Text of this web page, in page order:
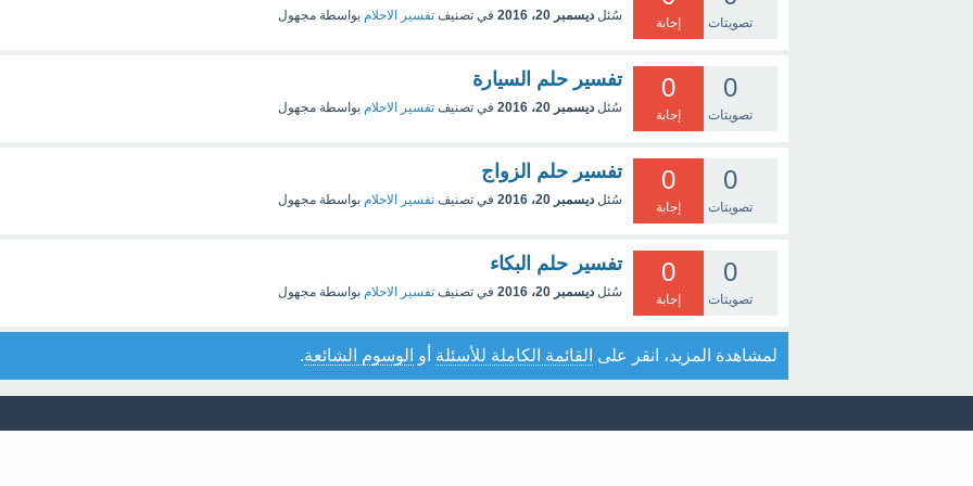
تصويتات إجابة سُئل ديسمبر 20، 2016 في تصنيف تفسير الاحلام بواسطة مجهول
0
تصويتات
0
إجابة
تفسير حلم السيارة
سُئل ديسمبر 20، 2016 في تصنيف تفسير الاحلام بواسطة مجهول
0
تصويتات
0
إجابة
تفسير حلم الزواج
سُئل ديسمبر 20، 2016 في تصنيف تفسير الاحلام بواسطة مجهول
0
تصويتات
0
إجابة
تفسير حلم البكاء
سُئل ديسمبر 20، 2016 في تصنيف تفسير الاحلام بواسطة مجهول
لمشاهدة المزيد، انقر على القائمة الكاملة للأسئلة أو الوسوم الشائعة.